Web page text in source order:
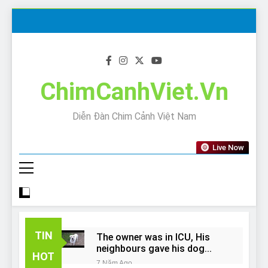
ChimCanhViet.Vn
Diễn Đàn Chim Cảnh Việt Nam
Live Now
TIN
HOT
The owner was in ICU, His
neighbours gave his dog
away!
7 Năm Ago